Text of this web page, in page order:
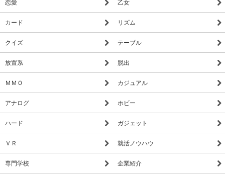
カード リズム
クイズ テーブル
放置系 脱出
ＭＭＯ カジュアル
アナログ ホビー
ハード ガジェット
ＶＲ 就活ノウハウ
専門学校 企業紹介